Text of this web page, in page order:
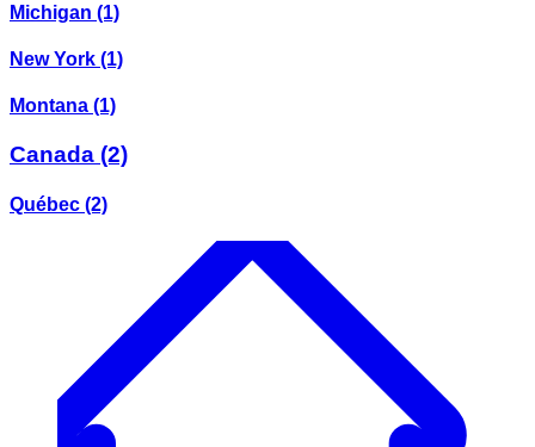
Michigan (1)
New York (1)
Montana (1)
Canada (2)
Québec (2)